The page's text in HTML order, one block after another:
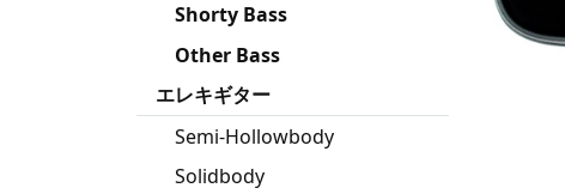
Shorty Bass
Other Bass
エレキギター
Semi-Hollowbody
Solidbody